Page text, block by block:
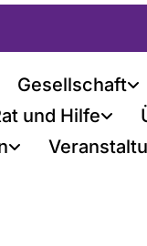
Gesellschaft
und Hilfe